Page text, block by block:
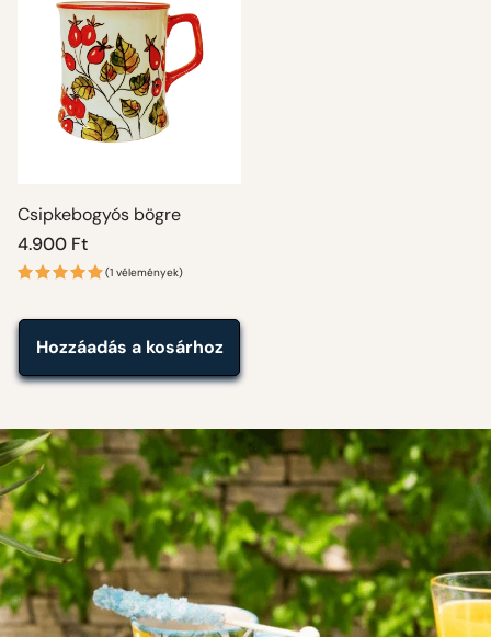
Csipkebogyós bögre
Normál
ár
4.900 Ft
(1 vélemények)
Hozzáadás a kosárhoz